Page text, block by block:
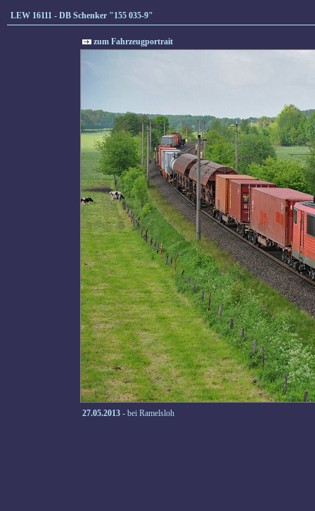
LEW 16111 - DB Schenker "155 035-9"
zum Fahrzeugportrait
27.05.2013 - bei Ramelsloh